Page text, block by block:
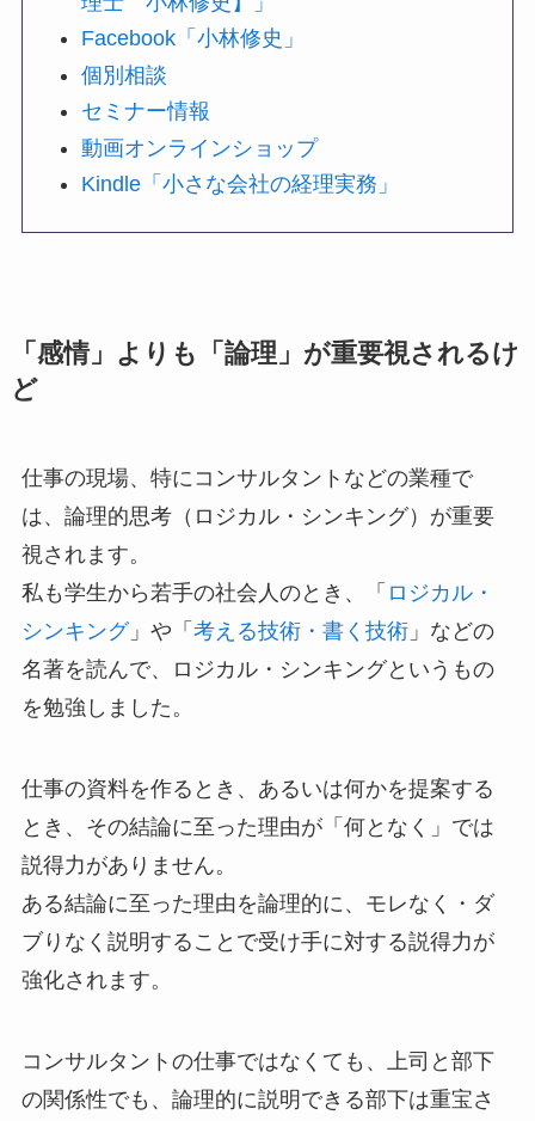
Facebook「小林修史」
個別相談
セミナー情報
動画オンラインショップ
Kindle「小さな会社の経理実務」
「感情」よりも「論理」が重要視されるけ
ど
仕事の現場、特にコンサルタントなどの業種で
は、論理的思考（ロジカル・シンキング）が重要
視されます。
私も学生から若手の社会人のとき、「 ロジカル・
シンキング」や「 考える技術・書く技術」などの
名著を読んで、ロジカル・シンキングというもの
を勉強しました。
仕事の資料を作るとき、あるいは何かを提案する
とき、その結論に至った理由が「何となく」では
説得力がありません。
ある結論に至った理由を論理的に、モレなく・ダ
ブりなく説明することで受け手に対する説得力が
強化されます。
コンサルタントの仕事ではなくても、上司と部下
の関係性でも、論理的に説明できる部下は重宝さ